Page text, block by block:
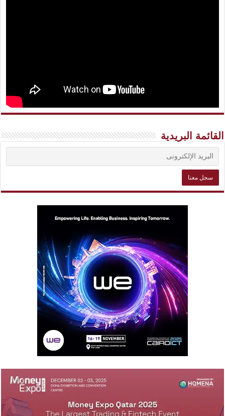
القائمة البريدية